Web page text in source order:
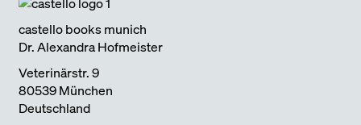
castello books munich
Dr. Alexandra Hofmeister
Veterinärstr. 9
80539 München
Deutschland